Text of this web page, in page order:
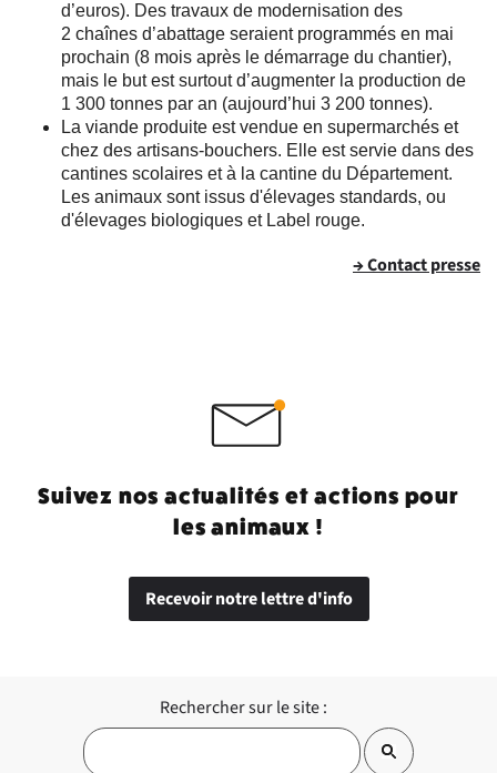
d’euros). Des travaux de modernisation des
2 chaînes d’abattage seraient programmés en mai
prochain (8 mois après le démarrage du chantier),
mais le but est surtout d’augmenter la production de
1 300 tonnes par an (aujourd’hui 3 200 tonnes).
La viande produite est vendue en supermarchés et
chez des artisans-bouchers. Elle est servie dans des
cantines scolaires et à la cantine du Département.
Les animaux sont issus d'élevages standards, ou
d'élevages biologiques et Label rouge.
→ Contact presse
Suivez nos actualités et actions pour
les animaux !
Recevoir notre lettre d'info
Rechercher sur le site :